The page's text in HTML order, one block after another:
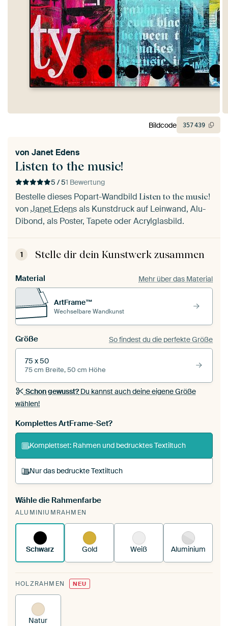
Listen to the music!
von Janet Edens
5 / 51 Bewertung
Bestelle dieses Popart-Wandbild Listen to the music!
vonJanet Edensals Kunstdruck auf Leinwand, Alu-
Dibond, als Poster, Tapete oder Acrylglasbild.
1 Stelle dir dein Kunstwerk zusammen
Material Mehr über das Material
ArtFrame™
Wechselbare Wandkunst
Größe So findest du die perfekte Größe
75 x 50
75 cm Breite, 50 cm Höhe
Schon gewusst?Du kannst auch deine eigene Größe
wählen!
Komplettes ArtFrame-Set?
Komplettset: Rahmen und bedrucktes Textiltuch
Nur das bedruckte Textiltuch
Du spannst einen wechselbaren Textiltuch in
deinen vorhandenen ArtFrame™.
funktioniert es.
Wähle die Rahmenfarbe
ALUMINIUMRAHMEN
Schwarz Gold Weiß Aluminium
HOLZRAHMEN NEU
Natur
Bildcode 357439